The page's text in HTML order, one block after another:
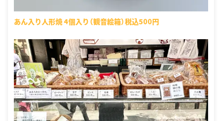
あん入り人形焼 4個入り（観音絵箱）税込500円